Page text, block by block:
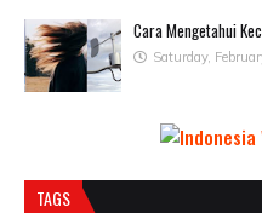
Cara Mengetahui
Saturday,
TAGS